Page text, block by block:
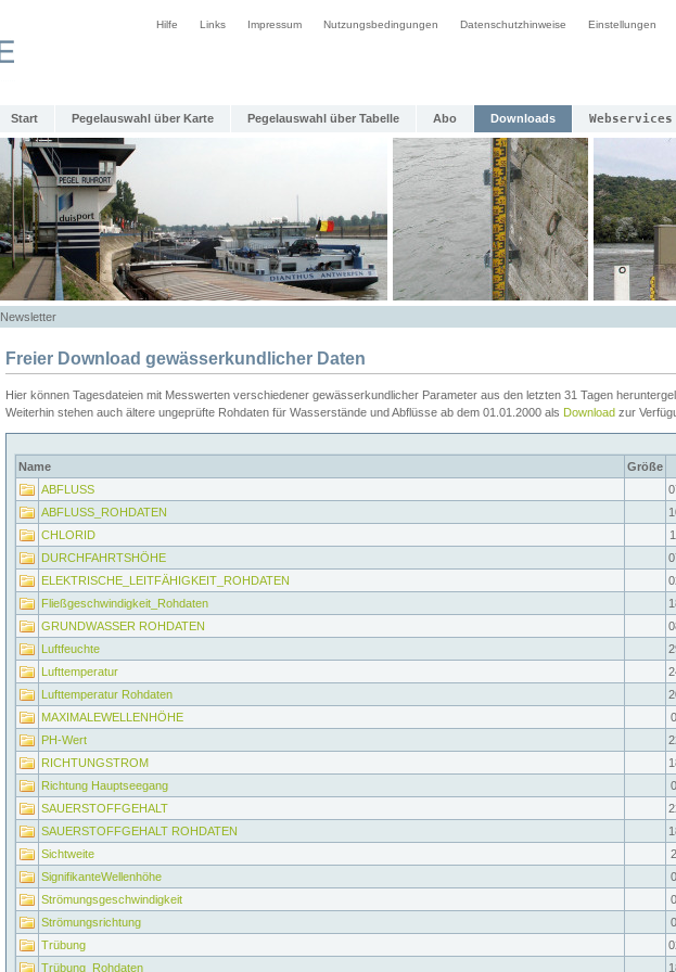
Hilfe Links Impressum Nutzungsbedingungen Datenschutzhinweise Einstellungen
Start Pegelauswahl über Karte Pegelauswahl über Tabelle Abo Downloads Webservices
Newsletter
Freier Download gewässerkundlicher Daten
Hier können Tagesdateien mit Messwerten verschiedener gewässerkundlicher Parameter aus den letzten 31 Tagen
Weiterhin stehen auch ältere ungeprüfte Rohdaten für Wasserstände und Abflüsse ab dem 01.01.2000 als Download zur
Name Größe
ABFLUSS
ABFLUSS_ROHDATEN
CHLORID
DURCHFAHRTSHÖHE
ELEKTRISCHE_LEITFÄHIGKEIT_ROHDATEN
Fließgeschwindigkeit_Rohdaten
GRUNDWASSER ROHDATEN
Luftfeuchte
Lufttemperatur
Lufttemperatur Rohdaten
MAXIMALEWELLENHÖHE
PH-Wert
RICHTUNGSTROM
Richtung Hauptseegang
SAUERSTOFFGEHALT
SAUERSTOFFGEHALT ROHDATEN
Sichtweite
SignifikanteWellenhöhe
Strömungsgeschwindigkeit
Strömungsrichtung
Trübung
Trübung_Rohdaten